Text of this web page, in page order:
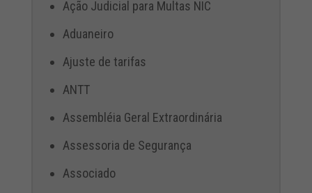
Ação Judicial para Multas NIC
Aduaneiro
Ajuste de tarifas
ANTT
Assembléia Geral Extraordinária
Assessoria de Segurança
Associado